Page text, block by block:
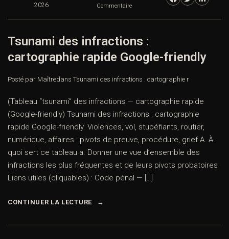
2026 Commentaire
Tsunami des infractions :
cartographie rapide Google-friendly
Posté par Maîtredans Tsunami des infractions : cartographie r
(Tableau “tsunami” des infractions — cartographie rapide
(Google-friendly) Tsunami des infractions : cartographie
rapide Google-friendly. Violences, vol, stupéfiants, routier,
numérique, affaires : pivots de preuve, procédure, grief A. À
quoi sert ce tableau a. Donner une vue d’ensemble des
infractions les plus fréquentes et de leurs pivots probatoires
Liens utiles (cliquables) : Code pénal — […]
CONTINUER LA LECTURE